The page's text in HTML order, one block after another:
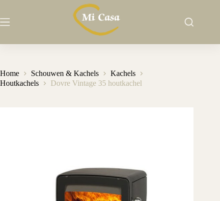
de
Home Schouwen & Kachels
Kachels
Houtkachels
Dovre Vintage 35 houtkachel